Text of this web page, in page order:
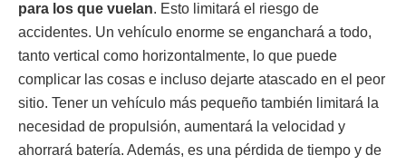
para los que vuelan. Esto limitará el riesgo de
accidentes. Un vehículo enorme se enganchará a todo,
tanto vertical como horizontalmente, lo que puede
complicar las cosas e incluso dejarte atascado en el peor
sitio. Tener un vehículo más pequeño también limitará la
necesidad de propulsión, aumentará la velocidad y
ahorrará batería. Además, es una pérdida de tiempo y de